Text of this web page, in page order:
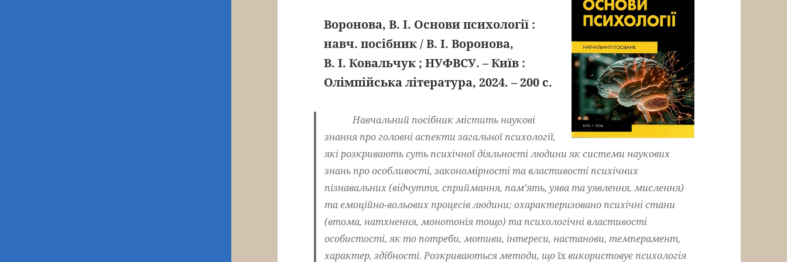
Воронова, В. І. Основи психології :
навч. посібник / В. І. Воронова,
В. І. Ковальчук ; НУФВСУ. – Київ :
Олімпійська література, 2024. – 200 с.
Навчальний посібник містить наукові
знання про головні аспекти загальної психології,
які розкривають суть психічної діяльності лю­дини як системи наукових
знань про особливості, закономірності та властивості психічних
пізнавальних (відчуття, сприймання, пам’ять, уява та уявлення, мислення)
та емоційно-вольових процесів людини; охарактеризовано психічні стани
(втома, натхнення, монотонія тощо) та психологічні властивості
особистості, як то потреби, мотиви, інте­реси, настанови, темперамент,
характер, здібності. Розкриваються методи, щоїхвикористовує психологія